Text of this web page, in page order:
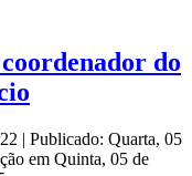
do
| Publicado: Quarta, 05
em Quinta, 05 de